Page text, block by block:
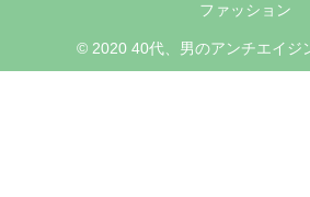
ファッション
© 2020 40代、男のアンチエイジ